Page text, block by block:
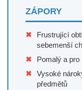
ZÁPORY
Frustrující
sebemenší
Pomalý a
Vysoké
předmětů